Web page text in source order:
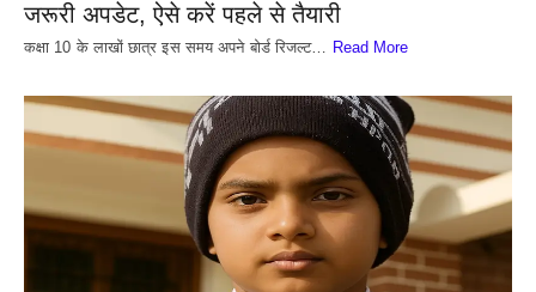
जरूरी अपडेट, ऐसे करें पहले से तैयारी
कक्षा 10 के लाखों छात्र इस समय अपने बोर्ड रिजल्ट… Read More